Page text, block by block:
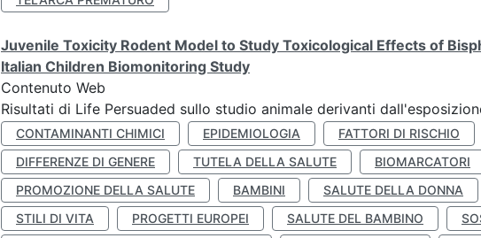
Juvenile Toxicity Rodent Model to Study Toxicological Effects of
Italian Children Biomonitoring Study
Contenuto Web
Risultati di Life Persuaded sullo studio animale derivanti
CONTAMINANTI CHIMICI EPIDEMIOLOGIA FATTORI DI RISCHIO
DIFFERENZE DI GENERE
TUTELA DELLA SALUTE BIOMARCATORI
PROMOZIONE DELLA SALUTE
BAMBINI SALUTE DELLA DONNA
STILI DI VITA
PROGETTI EUROPEI SALUTE DEL BAMBINO